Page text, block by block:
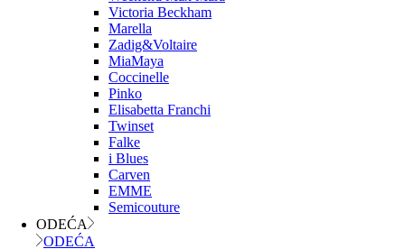
Victoria Beckham
Marella
Zadig&Voltaire
MiaMaya
Coccinelle
Pinko
Elisabetta Franchi
Twinset
Falke
i Blues
Carven
EMME
Semicouture
ODEĆA
ODEĆA